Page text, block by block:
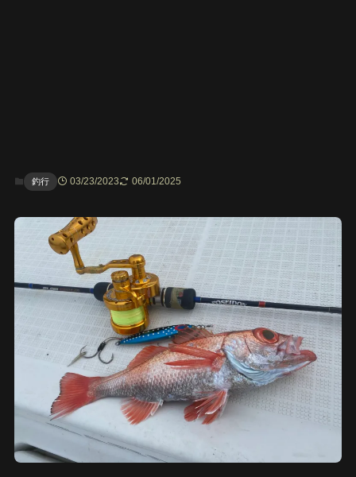
釣行 03/23/2023 06/01/2025